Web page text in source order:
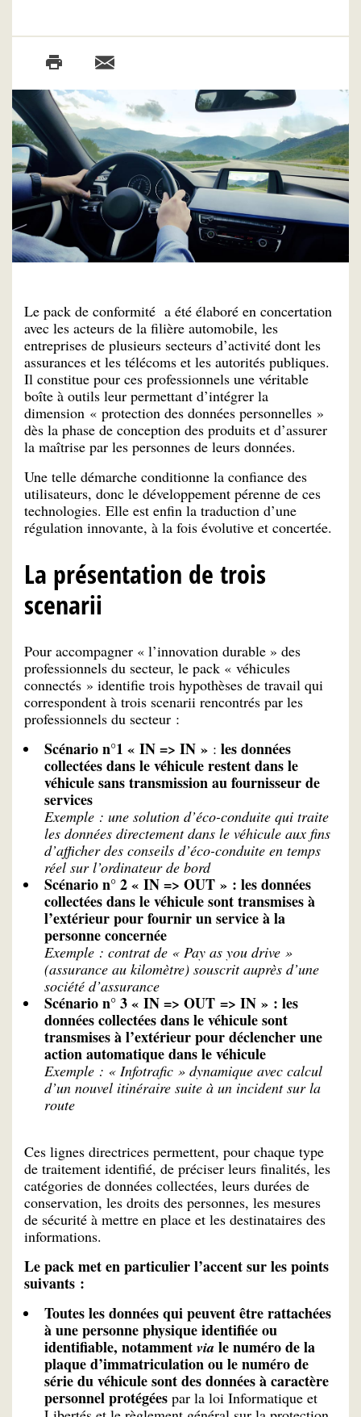
Le pack de conformité a été élaboré en concertation
avec les acteurs de la filière automobile, les
entreprises de plusieurs secteurs d’activité dont les
assurances et les télécoms et les autorités publiques.
Il constitue pour ces professionnels une véritable
boîte à outils leur permettant d’intégrer la
dimension « protection des données personnelles »
dès la phase de conception des produits et d’assurer
la maîtrise par les personnes de leurs données.
Une telle démarche conditionne la confiance des
utilisateurs, donc le développement pérenne de ces
technologies. Elle est enfin la traduction d’une
régulation innovante, à la fois évolutive et concertée.
La présentation de trois
scenarii
Pour accompagner « l’innovation durable » des
professionnels du secteur, le pack « véhicules
connectés » identifie trois hypothèses de travail qui
correspondent à trois scenarii rencontrés par les
professionnels du secteur :
Scénario n°1 « IN => IN » : les données
collectées dans le véhicule restent dans le
véhicule sans transmission au fournisseur de
services
Exemple : une solution d’éco-conduite qui traite
les données directement dans le véhicule aux fins
d’afficher des conseils d’éco-conduite en temps
réel sur l’ordinateur de bord
Scénario n° 2 « IN => OUT » : les données
collectées dans le véhicule sont transmises à
l’extérieur pour fournir un service à la
personne concernée
Exemple : contrat de « Pay as you drive »
(assurance au kilomètre) souscrit auprès d’une
société d’assurance
Scénario n° 3 « IN => OUT => IN » : les
données collectées dans le véhicule sont
transmises à l’extérieur pour déclencher une
action automatique dans le véhicule
Exemple : « Infotrafic » dynamique avec calcul
d’un nouvel itinéraire suite à un incident sur la
route
Ces lignes directrices permettent, pour chaque type
de traitement identifié, de préciser leurs finalités, les
catégories de données collectées, leurs durées de
conservation, les droits des personnes, les mesures
de sécurité à mettre en place et les destinataires des
informations.
Le pack met en particulier l’accent sur les points
suivants :
Toutes les données qui peuvent être rattachées
à une personne physique identifiée ou
identifiable, notamment via le numéro de la
plaque d’immatriculation ou le numéro de
série du véhicule sont des données à caractère
personnel protégées par la loi Informatique et